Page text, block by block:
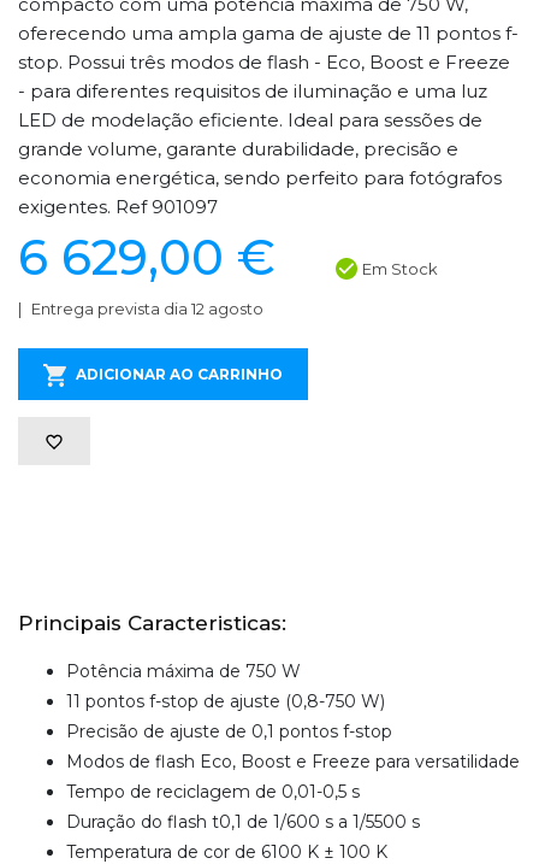
oferecendo uma ampla gama de ajuste de 11 pontos f-
stop. Possui três modos de flash - Eco, Boost e Freeze
- para diferentes requisitos de iluminação e uma luz
LED de modelação eficiente. Ideal para sessões de
grande volume, garante durabilidade, precisão e
economia energética, sendo perfeito para fotógrafos
exigentes. Ref 901097
6 629,00 € Em Stock
Entrega prevista dia 12 agosto
ADICIONAR AO CARRINHO
Principais Caracteristicas:
Potência máxima de 750 W
11 pontos f-stop de ajuste (0,8-750 W)
Precisão de ajuste de 0,1 pontos f-stop
Modos de flash Eco, Boost e Freeze para versatilidade
Tempo de reciclagem de 0,01-0,5 s
Duração do flash t0,1 de 1/600 s a 1/5500 s
Temperatura de cor de 6100 K ± 100 K